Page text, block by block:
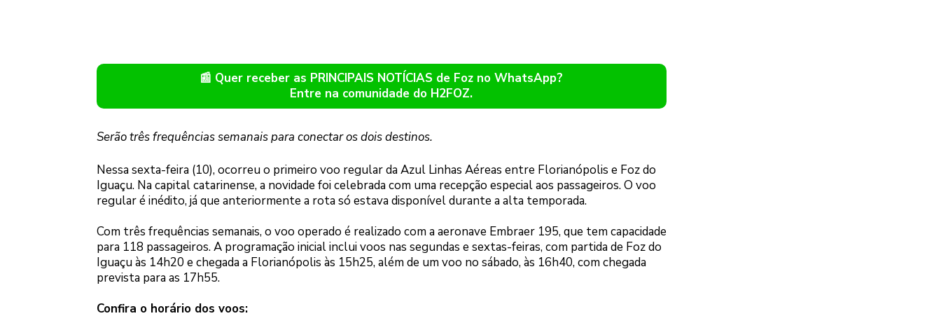
📰 Quer receber as PRINCIPAIS NOTÍCIAS de Foz no WhatsApp?
Entre na comunidade do H2FOZ.
Serão três frequências semanais para conectar os dois destinos.
Nessa sexta-feira (10), ocorreu o primeiro voo regular da Azul Linhas Aéreas entre Florianópolis e Foz do
Iguaçu. Na capital catarinense, a novidade foi celebrada com uma recepção especial aos passageiros. O voo
regular é inédito, já que anteriormente a rota só estava disponível durante a alta temporada.
Com três frequências semanais, o voo operado é realizado com a aeronave Embraer 195, que tem capacidade
para 118 passageiros. A programação inicial inclui voos nas segundas e sextas-feiras, com partida de Foz do
Iguaçu às 14h20 e chegada a Florianópolis às 15h25, além de um voo no sábado, às 16h40, com chegada
prevista para as 17h55.
Confira o horário dos voos: